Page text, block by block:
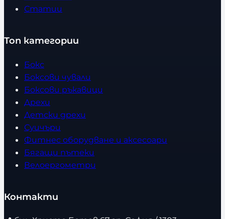
Статии
Топ категории
Бокс
Боксови чували
Боксови ръкавици
Дрехи
Детски дрехи
Суичъри
Фитнес оборудване и аксесоари
Бягащи пътеки
Велоергометри
Контакти